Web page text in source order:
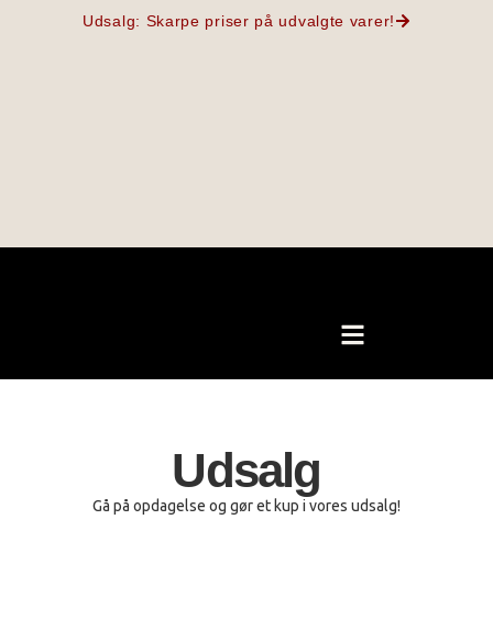
Udsalg: Skarpe priser på udvalgte varer!
Udsalg
Gå på opdagelse og gør et kup i vores udsalg!